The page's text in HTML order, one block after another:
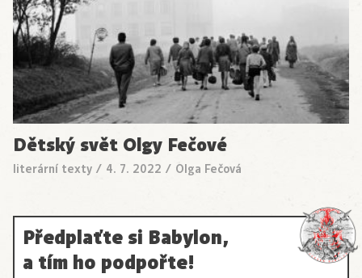
Dětský svět Olgy Fečové
literární texty / 4. 7. 2022 / Olga Fečová
Předplaťte si Babylon,
a tím ho podpořte!